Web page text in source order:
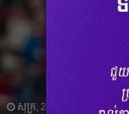
សុក្រ, 24 មករា 2025 04:53